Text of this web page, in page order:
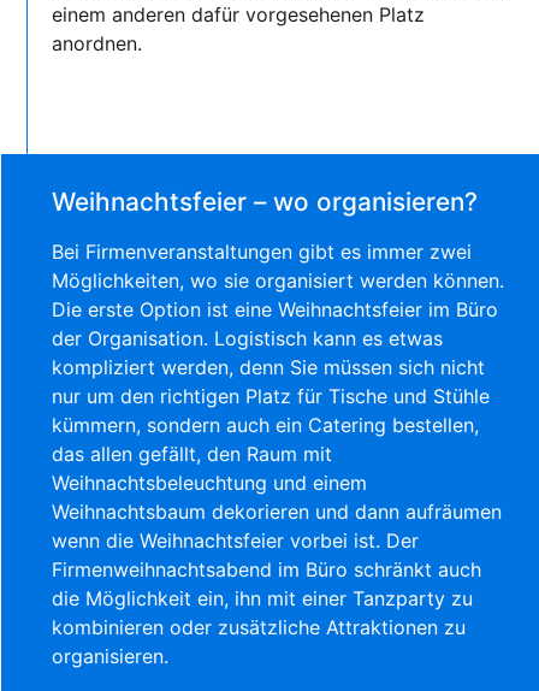
einem anderen dafür vorgesehenen Platz
anordnen.
Weihnachtsfeier – wo organisieren?
Bei Firmenveranstaltungen gibt es immer zwei
Möglichkeiten, wo sie organisiert werden können.
Die erste Option ist eine Weihnachtsfeier im Büro
der Organisation. Logistisch kann es etwas
kompliziert werden, denn Sie müssen sich nicht
nur um den richtigen Platz für Tische und Stühle
kümmern, sondern auch ein Catering bestellen,
das allen gefällt, den Raum mit
Weihnachtsbeleuchtung und einem
Weihnachtsbaum dekorieren und dann aufräumen
wenn die Weihnachtsfeier vorbei ist. Der
Firmenweihnachtsabend im Büro schränkt auch
die Möglichkeit ein, ihn mit einer Tanzparty zu
kombinieren oder zusätzliche Attraktionen zu
organisieren.